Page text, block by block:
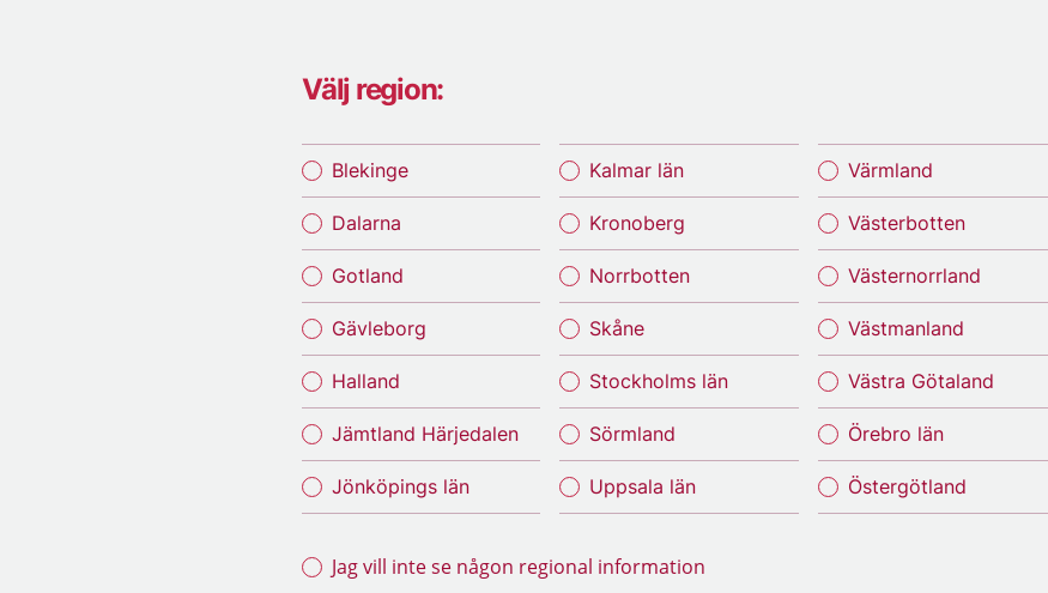
Välj region:
Blekinge
Dalarna
Gotland
Gävleborg
Halland
Jämtland Härjedalen
Jönköpings län
Kalmar län
Kronoberg
Norrbotten
Skåne
Stockholms län
Sörmland
Uppsala län
Värmland
Västerbotten
Västernorrland
Västmanland
Västra Götaland
Örebro län
Östergötland
Jag vill inte se någon regional information